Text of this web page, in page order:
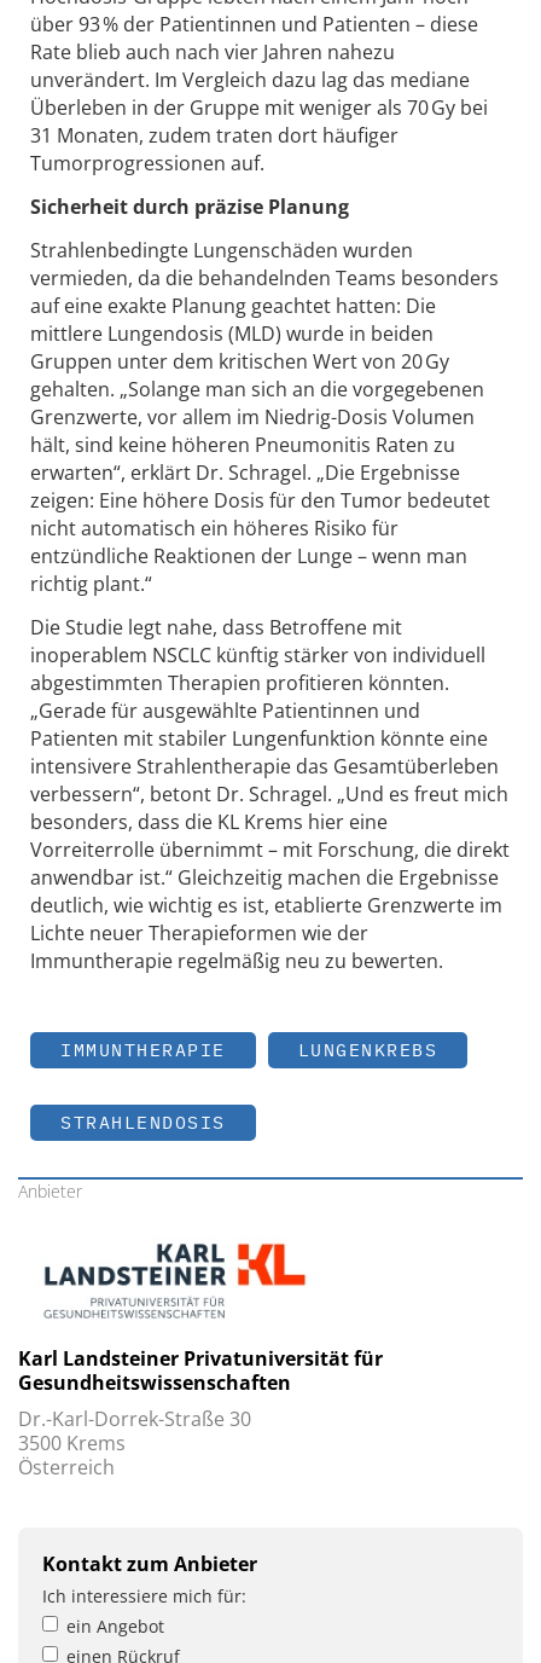
über 93 % der Patientinnen und Patienten – diese
Rate blieb auch nach vier Jahren nahezu
unverändert. Im Vergleich dazu lag das mediane
Überleben in der Gruppe mit weniger als 70 Gy bei
31 Monaten, zudem traten dort häufiger
Tumorprogressionen auf.
Sicherheit durch präzise Planung
Strahlenbedingte Lungenschäden wurden
vermieden, da die behandelnden Teams besonders
auf eine exakte Planung geachtet hatten: Die
mittlere Lungendosis (MLD) wurde in beiden
Gruppen unter dem kritischen Wert von 20 Gy
gehalten. „Solange man sich an die vorgegebenen
Grenzwerte, vor allem im Niedrig-Dosis Volumen
hält, sind keine höheren Pneumonitis Raten zu
erwarten“, erklärt Dr. Schragel. „Die Ergebnisse
zeigen: Eine höhere Dosis für den Tumor bedeutet
nicht automatisch ein höheres Risiko für
entzündliche Reaktionen der Lunge – wenn man
richtig plant.“
Die Studie legt nahe, dass Betroffene mit
inoperablem NSCLC künftig stärker von individuell
abgestimmten Therapien profitieren könnten.
„Gerade für ausgewählte Patientinnen und
Patienten mit stabiler Lungenfunktion könnte eine
intensivere Strahlentherapie das Gesamtüberleben
verbessern“, betont Dr. Schragel. „Und es freut mich
besonders, dass die KL Krems hier eine
Vorreiterrolle übernimmt – mit Forschung, die direkt
anwendbar ist.“ Gleichzeitig machen die Ergebnisse
deutlich, wie wichtig es ist, etablierte Grenzwerte im
Lichte neuer Therapieformen wie der
Immuntherapie regelmäßig neu zu bewerten.
IMMUNTHERAPIE LUNGENKREBS
STRAHLENDOSIS
Anbieter
Karl Landsteiner Privatuniversität für
Gesundheitswissenschaften
Dr.-Karl-Dorrek-Straße 30
3500 Krems
Österreich
Kontakt zum Anbieter
Ich interessiere mich für:
ein Angebot
einen Rückruf